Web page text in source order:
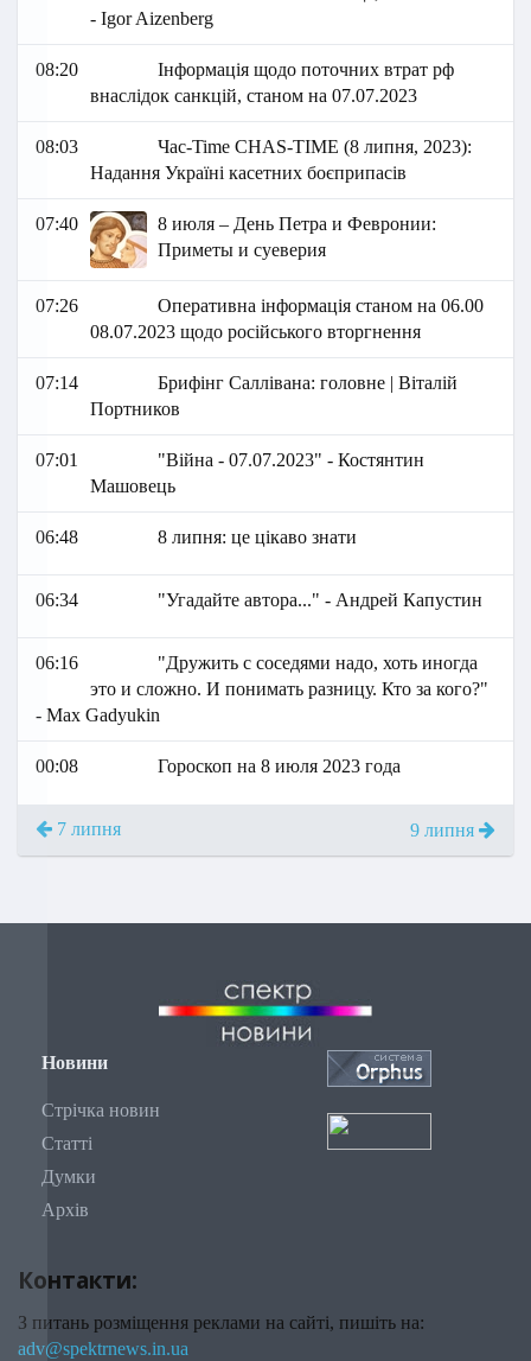
- Igor Aizenberg
08:20
Інформація щодо поточних втрат рф
внаслідок санкцій, станом на 07.07.2023
08:03
Час-Time CHAS-TIME (8 липня, 2023):
Надання Україні касетних боєприпасів
07:40
8 июля – День Петра и Февронии:
Приметы и суеверия
07:26
Оперативна інформація станом на 06.00
08.07.2023 щодо російського вторгнення
07:14
Брифінг Саллівана: головне | Віталій
Портников
07:01
"Війна - 07.07.2023" - Костянтин
Машовець
06:48 8 липня: це цікаво знати
06:34 "Угадайте автора..." - Андрей Капустин
06:16
"Дружить с соседями надо, хоть иногда
это и сложно. И понимать разницу. Кто за кого?"
- Max Gadyukin
00:08 Гороскоп на 8 июля 2023 года
7 липня 9 липня
Новини
Стрічка новин
Статті
Думки
Архів
Контакти:
З питань розміщення реклами на сайті, пишіть на:
adv@spektrnews.in.ua